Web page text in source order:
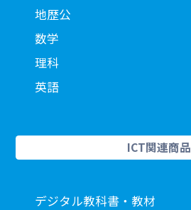
地歴公
数学
理科
英語
ICT関連商品
デジタル教科書・教材